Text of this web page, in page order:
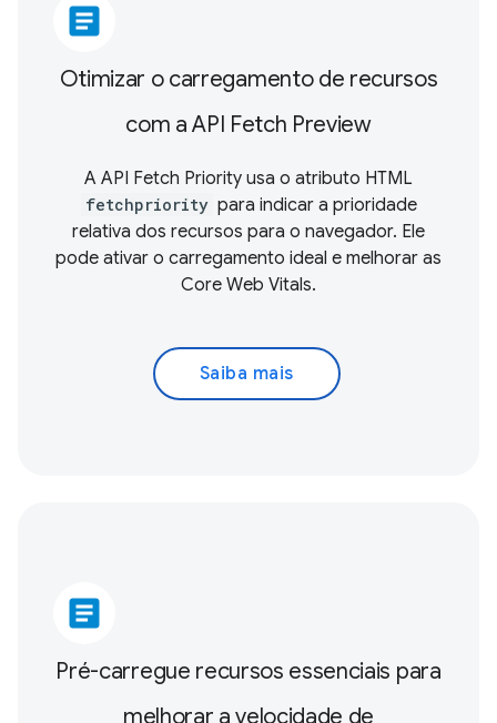
article
Otimizar o carregamento de recursos
com a API Fetch Preview
A API Fetch Priority usa o atributo HTML
fetchpriority para indicar a prioridade
relativa dos recursos para o navegador. Ele
pode ativar o carregamento ideal e melhorar as
Core Web Vitals.
Saiba mais
article
Pré-carregue recursos essenciais para
melhorar a velocidade de